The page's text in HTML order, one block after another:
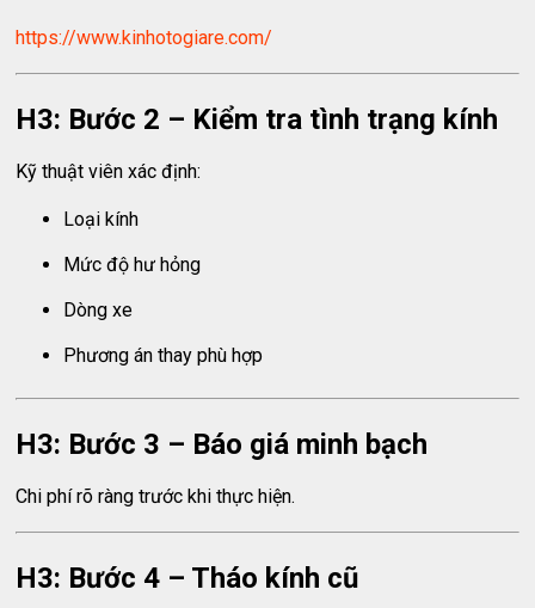
https://www.kinhotogiare.com/
H3: Bước 2 – Kiểm tra tình trạng kính
Kỹ thuật viên xác định:
Loại kính
Mức độ hư hỏng
Dòng xe
Phương án thay phù hợp
H3: Bước 3 – Báo giá minh bạch
Chi phí rõ ràng trước khi thực hiện.
H3: Bước 4 – Tháo kính cũ